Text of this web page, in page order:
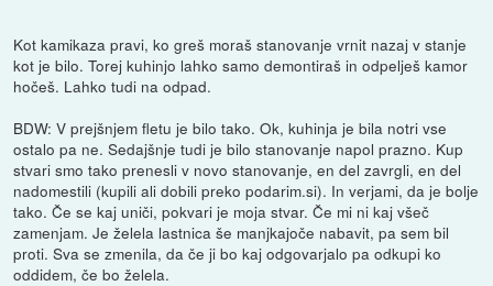
Kot kamikaza pravi, ko greš moraš stanovanje vrnit nazaj v stanje
kot je bilo. Torej kuhinjo lahko samo demontiraš in odpelješ kamor
hočeš. Lahko tudi na odpad.
BDW: V prejšnjem fletu je bilo tako. Ok, kuhinja je bila notri vse
ostalo pa ne. Sedajšnje tudi je bilo stanovanje napol prazno. Kup
stvari smo tako prenesli v novo stanovanje, en del zavrgli, en del
nadomestili (kupili ali dobili preko podarim.si). In verjami, da je bolje
tako. Če se kaj uniči, pokvari je moja stvar. Če mi ni kaj všeč
zamenjam. Je želela lastnica še manjkajoče nabavit, pa sem bil
proti. Sva se zmenila, da če ji bo kaj odgovarjalo pa odkupi ko
oddidem, če bo želela.